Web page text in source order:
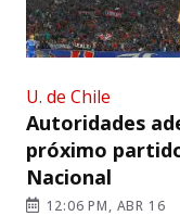
U. de Chile
Autoridades
próximo
Nacional
12:06 PM, ABR 16